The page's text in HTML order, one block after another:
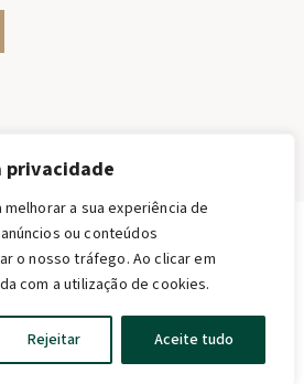
privacidade
a sua experiência de
ou conteúdos
o nosso tráfego. Ao clicar em
com a utilização de cookies.
Rejeitar Aceite tudo
DE ROCHAS S.A.
OS DIREITOS RESERVADOS.
English